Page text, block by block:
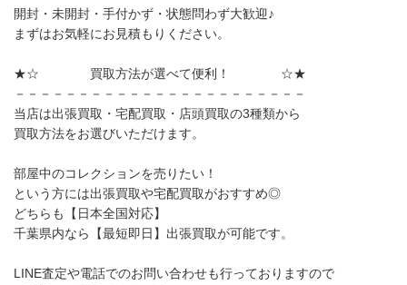
開封・未開封・手付かず・状態問わず大歓迎♪
まずはお気軽にお見積もりください。
★☆ 買取方法が選べて便利！ ☆★
－－－－－－－－－－－－－－－－－－－－－－－
当店は出張買取・宅配買取・店頭買取の3種類から
買取方法をお選びいただけます。
部屋中のコレクションを売りたい！
という方には出張買取や宅配買取がおすすめ◎
どちらも【日本全国対応】
千葉県内なら【最短即日】出張買取が可能です。
LINE査定や電話でのお問い合わせも行っておりますので